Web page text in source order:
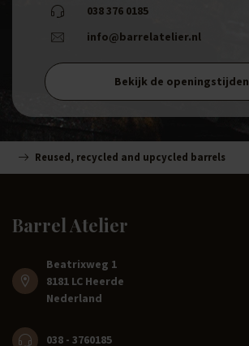
038 376 0185
info@barrelatelier.nl
Bekijk de openingstijden
Reused, recycled and upcycled barrels
Barrel Atelier
Beatrixweg 1
8181 LC Heerde
Nederland
038 - 3760185